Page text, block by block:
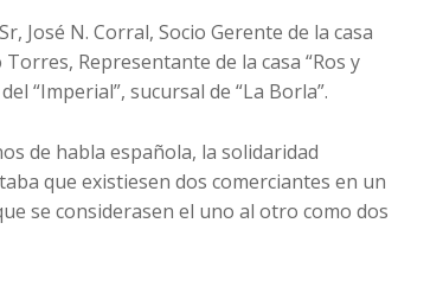
José N. Corral, Socio Gerente de la casa
Representante de la casa “Ros y
“Imperial”, sucursal de “La Borla”.
de habla española, la solidaridad
que existiesen dos comerciantes en un
se considerasen el uno al otro como dos